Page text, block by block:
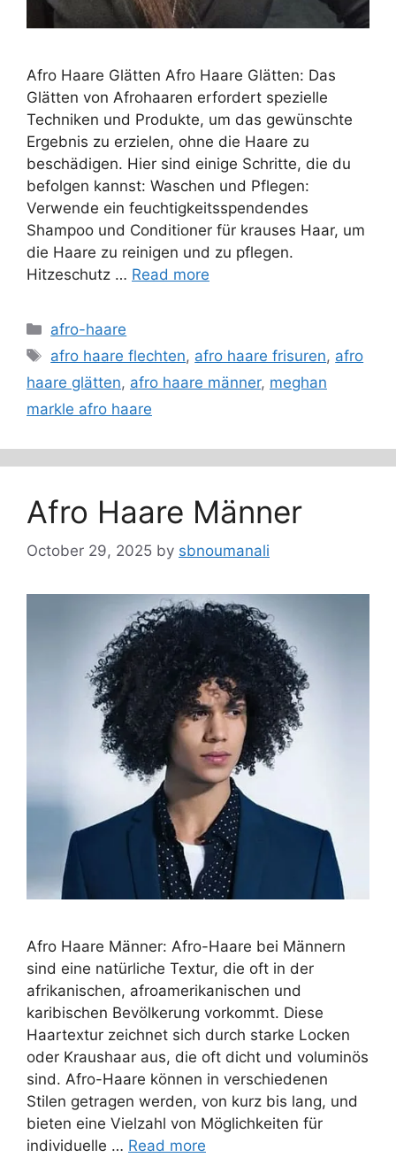
Afro Haare Glätten Afro Haare Glätten: Das
Glätten von Afrohaaren erfordert spezielle
Techniken und Produkte, um das gewünschte
Ergebnis zu erzielen, ohne die Haare zu
beschädigen. Hier sind einige Schritte, die du
befolgen kannst: Waschen und Pflegen:
Verwende ein feuchtigkeitsspendendes
Shampoo und Conditioner für krauses Haar, um
die Haare zu reinigen und zu pflegen.
Hitzeschutz … Read more
Categories
afro-haare
Tags
afro haare flechten, afro haare frisuren, afro
haare glätten, afro haare männer, meghan
markle afro haare
Afro Haare Männer
October 29, 2025 by sbnoumanali
Afro Haare Männer: Afro-Haare bei Männern
sind eine natürliche Textur, die oft in der
afrikanischen, afroamerikanischen und
karibischen Bevölkerung vorkommt. Diese
Haartextur zeichnet sich durch starke Locken
oder Kraushaar aus, die oft dicht und voluminös
sind. Afro-Haare können in verschiedenen
Stilen getragen werden, von kurz bis lang, und
bieten eine Vielzahl von Möglichkeiten für
individuelle … Read more